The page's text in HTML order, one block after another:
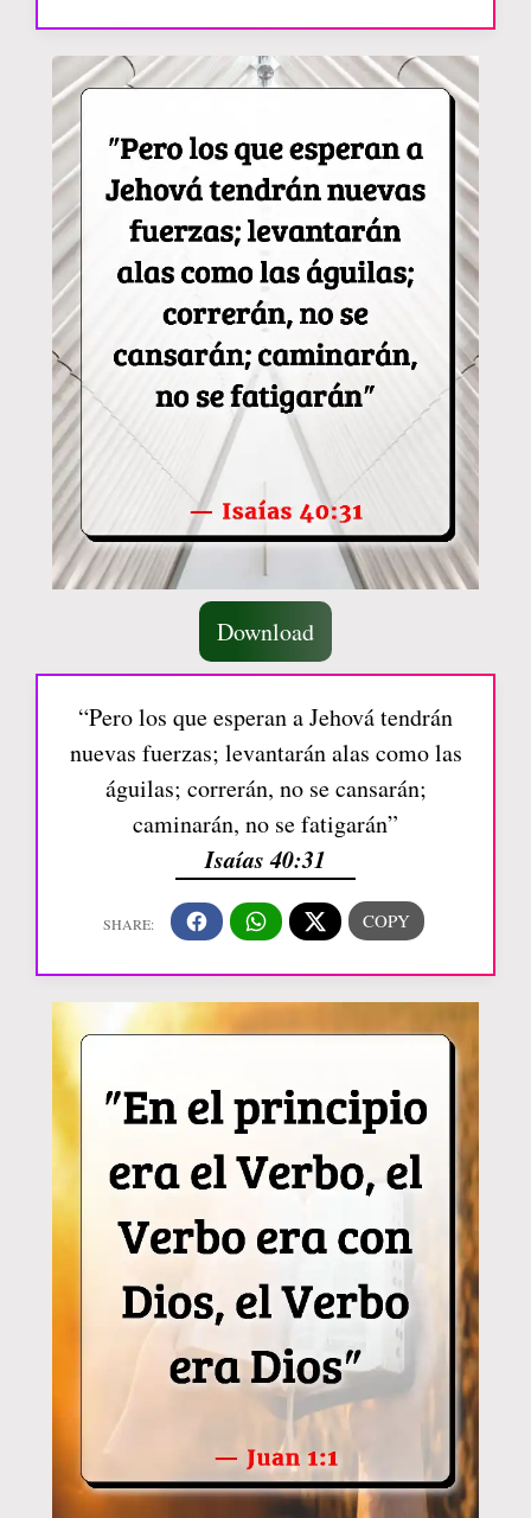
Download
“Pero los que esperan a Jehová tendrán
nuevas fuerzas; levantarán alas como las
águilas; correrán, no se cansarán;
caminarán, no se fatigarán”
Isaías 40:31